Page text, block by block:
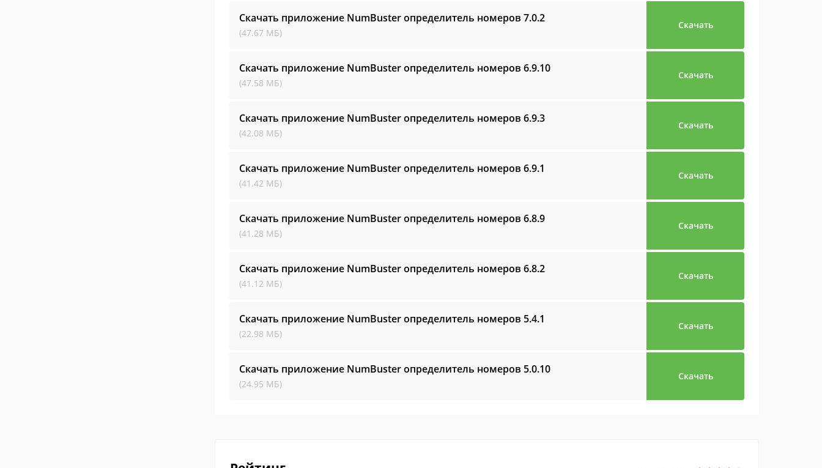
Скачать приложение NumBuster определитель номеров 7.0.2
(47.67 МБ)
Скачать
Скачать приложение NumBuster определитель номеров 6.9.10
(47.58 МБ)
Скачать
Скачать приложение NumBuster определитель номеров 6.9.3
(42.08 МБ)
Скачать
Скачать приложение NumBuster определитель номеров 6.9.1
(41.42 МБ)
Скачать
Скачать приложение NumBuster определитель номеров 6.8.9
(41.28 МБ)
Скачать
Скачать приложение NumBuster определитель номеров 6.8.2
(41.12 МБ)
Скачать
Скачать приложение NumBuster определитель номеров 5.4.1
(22.98 МБ)
Скачать
Скачать приложение NumBuster определитель номеров 5.0.10
(24.95 МБ)
Скачать